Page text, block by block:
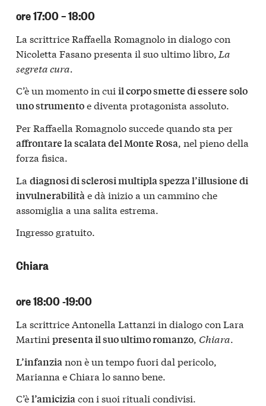
ore 17:00 – 18:00
La scrittrice Raffaella Romagnolo in dialogo con
Nicoletta Fasano presenta il suo ultimo libro, La
segreta cura.
C’è un momento in cui il corpo smette di essere solo
uno strumentoe diventa protagonista assoluto.
Per Raffaella Romagnolo succede quando sta per
affrontare la scalata del Monte Rosa, nel pieno della
forza fisica.
La diagnosi di sclerosi multipla spezza l’illusione di
invulnerabilitàe dà inizio a un cammino che
assomiglia a una salita estrema.
Ingresso gratuito.
Chiara
ore 18:00 -19:00
La scrittrice Antonella Lattanzi in dialogo con Lara
Martini presenta il suo ultimo romanzo, Chiara.
L’infanzianon è un tempo fuori dal pericolo,
Marianna e Chiara lo sanno bene.
C’èl’amiciziacon i suoi rituali condivisi.